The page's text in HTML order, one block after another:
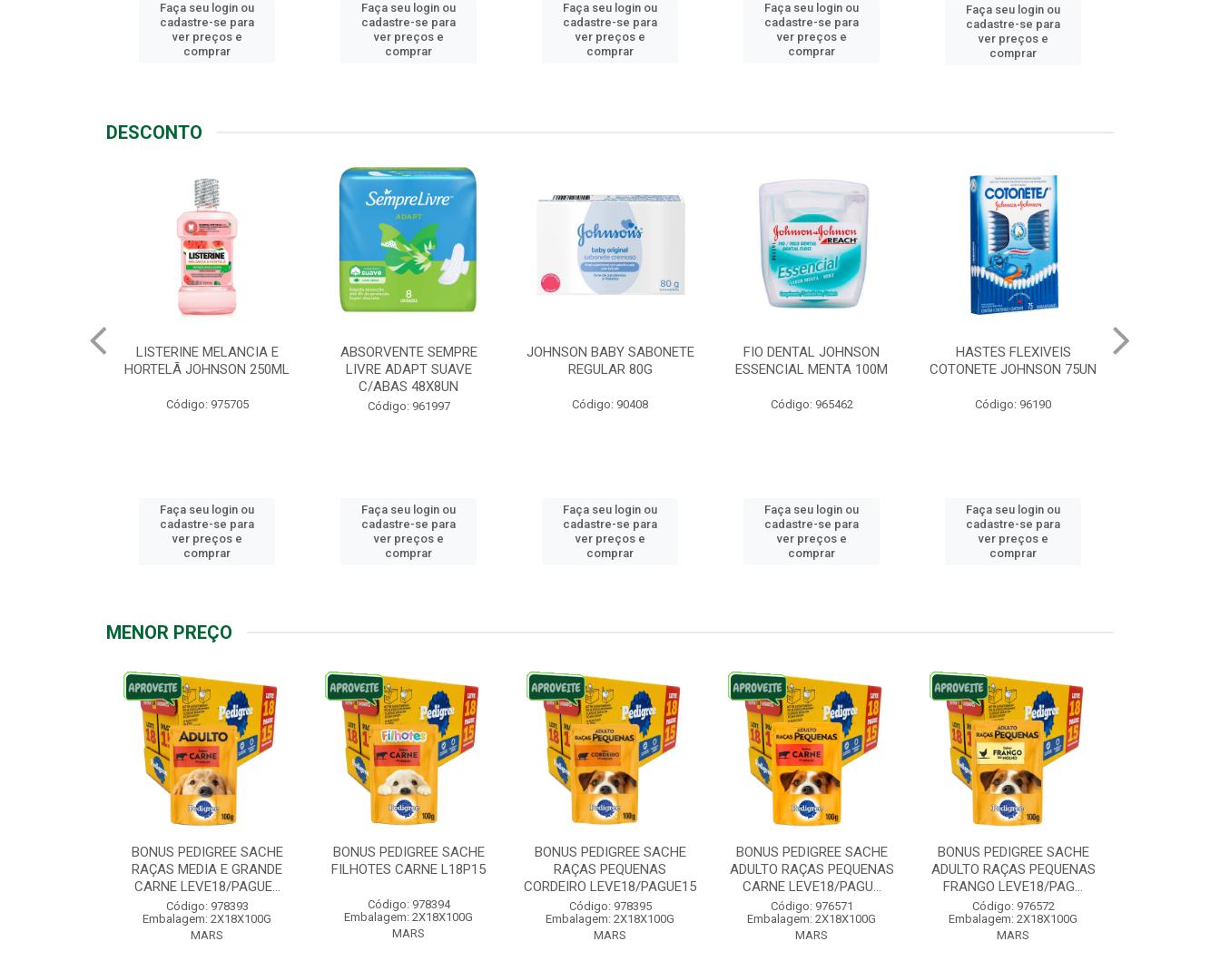
Faça seu login ou
cadastre-se para
ver preços e
comprar
Faça seu login ou
cadastre-se para
ver preços e
comprar
Faça seu login ou
cadastre-se para
ver preços e
comprar
Faça seu login ou
cadastre-se para
ver preços e
comprar
Faça seu login ou
cadastre-se para
ver preços e
comprar
DESCONTO
ABSORVENTE SEMPRE
LIVRE ADAPT SUAVE
Código: 961997
Faça seu login ou
cadastre-se para
ver preços e
comprar
JOHNSON BABY SABONETE
REGULAR 80G
Código: 90408
Faça seu login ou
cadastre-se para
ver preços e
comprar
FIO DENTAL JOHNSON
ESSENCIAL MENTA 100M
Código: 965462
Faça seu login ou
cadastre-se para
ver preços e
comprar
HASTES FLEXIVEIS
COTONETE JOHNSON 75UN
Código: 96190
Faça seu login ou
cadastre-se para
ver preços e
comprar
CURAT BAND-AID
TRANSPARENTE JOHNSON
Código: 973066
Faça seu login ou
cadastre-se para
ver preços e
comprar
MENOR PREÇO
BONUS PEDIGREE SACHE
RAÇAS MEDIA E GRANDE
CARNE LEVE18/PAGUE...
Código: 978393
Embalagem: 2X18X100G
MARS
BONUS PEDIGREE SACHE
FILHOTES CARNE L18P15
Código: 978394
Embalagem: 2X18X100G
MARS
BONUS PEDIGREE SACHE
RAÇAS PEQUENAS
CORDEIRO LEVE18/PAGUE15
Código: 978395
Embalagem: 2X18X100G
MARS
BONUS PEDIGREE SACHE
ADULTO RAÇAS PEQUENAS
CARNE LEVE18/PAGU...
Código: 976571
Embalagem: 2X18X100G
MARS
BONUS PEDIGREE SACHE
ADULTO RAÇAS PEQUENAS
FRANGO LEVE18/PAG...
Código: 976572
Embalagem: 2X18X100G
MARS